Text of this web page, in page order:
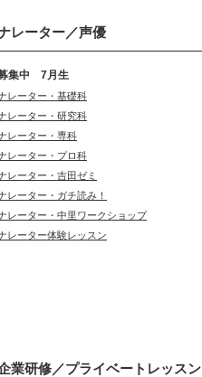
レーター／声優
集中 7月生
レーター・基礎科
レーター・研究科
レーター・専科
レーター・プロ科
レーター・吉田ゼミ
レーター・ガチ読み！
レーター・中里ワークショップ
レーター体験レッスン
業研修／プライベートレッスン